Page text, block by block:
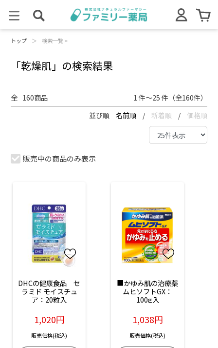
トップ ＞ 検索一覧 >
「乾燥肌」の検索結果
全 160商品 1 件～25 件（全160件）
並び順 名前順 / 新着順 / 価格順
販売中の商品のみ表示
DHCの健康食品　セ
ラミド モイスチュ
ア：20粒入
1,020円
販売価格(税込)
■かゆみ肌の治療薬
ムヒソフトGX：
100g入
1,038円
販売価格(税込)